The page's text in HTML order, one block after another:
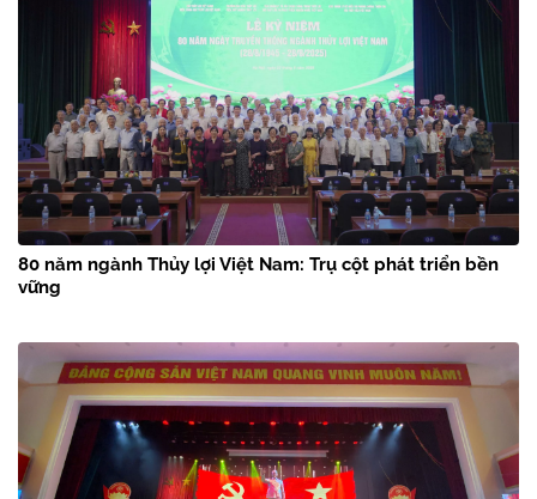
80 năm ngành Thủy lợi Việt Nam: Trụ cột phát triển bền
vững